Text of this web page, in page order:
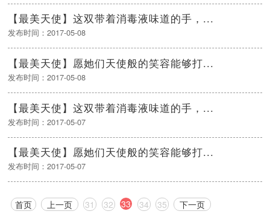
【最美天使】这双带着消毒液味道的手，...
发布时间：2017-05-08
【最美天使】愿她们天使般的笑容能够打...
发布时间：2017-05-08
【最美天使】这双带着消毒液味道的手，...
发布时间：2017-05-07
【最美天使】愿她们天使般的笑容能够打...
发布时间：2017-05-07
首页 上一页 31 32 33 34 35 下一页